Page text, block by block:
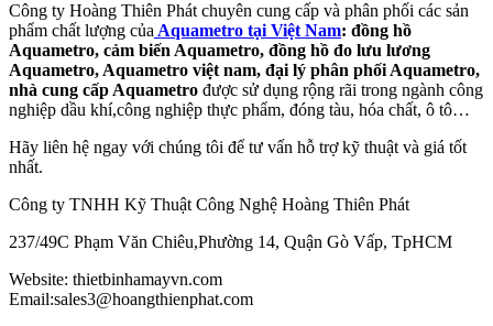
Công ty Hoàng Thiên Phát chuyên cung cấp và phân phối các sản
phẩm chất lượng của Aquametro tại Việt Nam: đồng hồ
Aquametro, cảm biến Aquametro, đồng hồ đo lưu lương
Aquametro, Aquametro việt nam, đại lý phân phối Aquametro,
nhà cung cấp Aquametro được sử dụng rộng rãi trong ngành công
nghiệp dầu khí,công nghiệp thực phẩm, đóng tàu, hóa chất, ô tô…
Hãy liên hệ ngay với chúng tôi để tư vấn hỗ trợ kỹ thuật và giá tốt
nhất.
Công ty TNHH Kỹ Thuật Công Nghệ Hoàng Thiên Phát
237/49C Phạm Văn Chiêu,Phường 14, Quận Gò Vấp, TpHCM
Website: thietbinhamayvn.com
Email:sales3@hoangthienphat.com